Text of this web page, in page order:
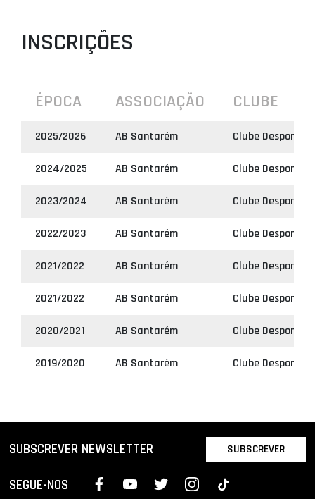
INSCRIÇÕES
ÉPOCA ASSOCIAÇÃO CLUBE
2025/2026 AB Santarém Clube
2024/2025 AB Santarém Clube
2023/2024 AB Santarém Clube
2022/2023 AB Santarém Clube
2021/2022 AB Santarém Clube
2021/2022 AB Santarém Clube
2020/2021 AB Santarém Clube
2019/2020 AB Santarém Clube
SUBSCREVER NEWSLETTER SUBSCREVER
SEGUE-NOS